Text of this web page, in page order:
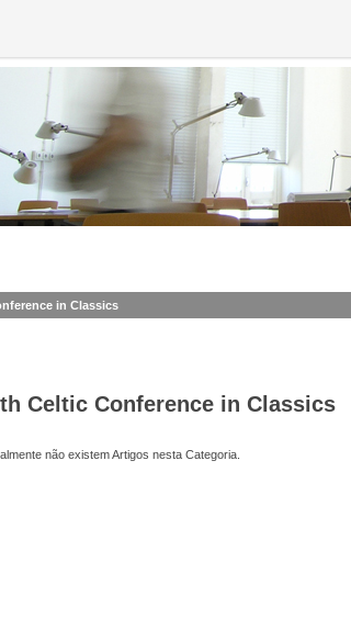
in Classics
Celtic Conference in Classics
não existem Artigos nesta Categoria.